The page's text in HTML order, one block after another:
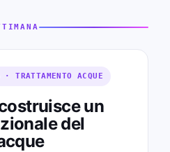
TRATTAMENTO ACQUE
un
del